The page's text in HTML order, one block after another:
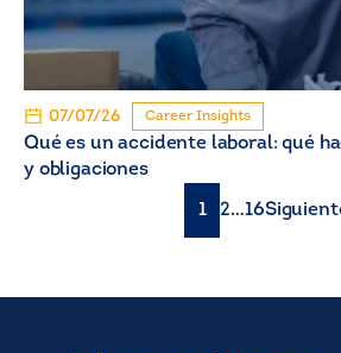
07/07/26 Career Insights
Qué es un accidente laboral: qué
y obligaciones
1 2…16